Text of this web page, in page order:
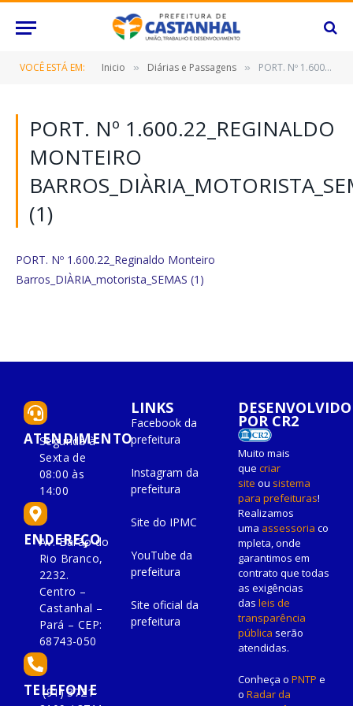
VOCÊ ESTÁ EM: Inicio » Diárias e Passagens » PORT. Nº 1.600.22_Reginaldo Monteiro Barros_DIÀRIA_motorista_SEMAS (1)
PORT. Nº 1.600.22_REGINALDO
MONTEIRO
(1)
PORT. Nº 1.600.22_Reginaldo Monteiro
Barros_DIÀRIA_motorista_SEMAS (1)
ATENDIMENTO
Segunda à
Sexta de
08:00 às
14:00
ENDEREÇO
Av. Barão do
Rio Branco,
2232.
Centro –
Castanhal –
Pará – CEP:
68743-050
TELEFONE
(91) 3721-
LINKS
Facebook da
prefeitura
Instagram da
prefeitura
Site do IPMC
YouTube da
prefeitura
Site oficial da
prefeitura
DESENVOLVIDO
POR CR2
Muito mais
que criar
site ou sistema
para prefeituras!
Realizamos
uma assessoria co
mpleta, onde
garantimos em
contrato que todas
as exigências
das leis de
transparência
pública serão
atendidas.
Conheça o PNTP e
o Radar da